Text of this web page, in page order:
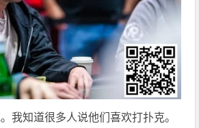
我知道很多人说他们喜欢打扑克。